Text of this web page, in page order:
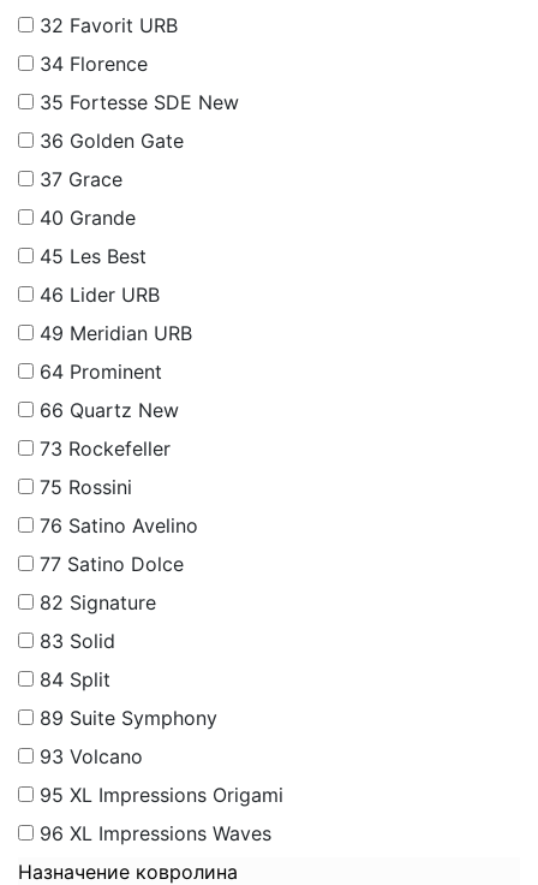
32 Favorit URB
34 Florence
35 Fortesse SDE New
36 Golden Gate
37 Grace
40 Grande
45 Les Best
46 Lider URB
49 Meridian URB
64 Prominent
66 Quartz New
73 Rockefeller
75 Rossini
76 Satino Avelino
77 Satino Dolce
82 Signature
83 Solid
84 Split
89 Suite Symphony
93 Volcano
95 XL Impressions Origami
96 XL Impressions Waves
Назначение ковролина